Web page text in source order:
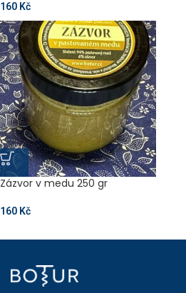
160 Kč
Zázvor v medu 250 gr
160 Kč